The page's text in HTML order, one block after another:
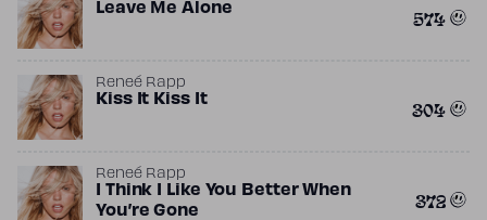
Leave Me Alone 574
Reneé Rapp
Kiss It Kiss It 304
Reneé Rapp
I Think I Like You Better When
You’re Gone
372